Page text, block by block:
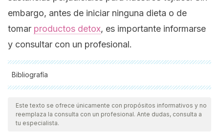
embargo, antes de iniciar ninguna dieta o de
tomar productos detox, es importante informarse
y consultar con un profesional.
Bibliografía
Todas las fuentes citadas fueron revisadas a profundidad por
nuestro equipo, para asegurar su calidad, confiabilidad,
vigencia y validez.La bibliografía de este artículo fue
Este texto se ofrece únicamente con propósitos informativos y no
reemplaza la consulta con un profesional. Ante dudas, consulta a
tu especialista.